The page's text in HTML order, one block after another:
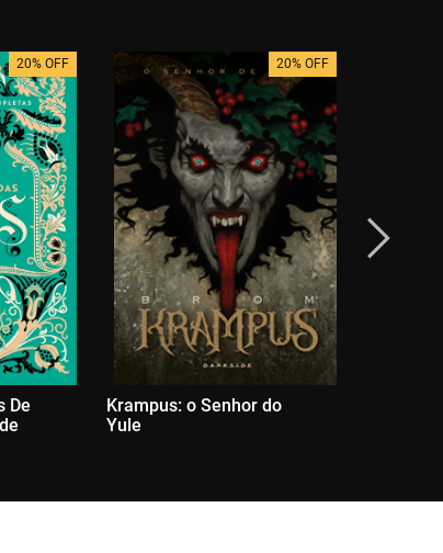
20% OFF
De
20% OFF
Krampus: o Senhor do
Yule